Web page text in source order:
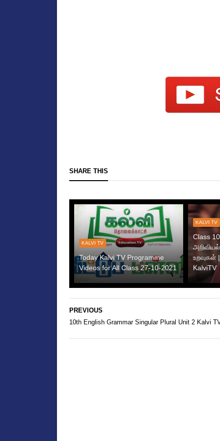
SHARE THIS
KALVI TV
Today Kalvi TV Programme
Videos for All Class 27-10-2021
KALVI TV
Class
உறவுகள்
KalviTV
PREVIOUS
10th English Grammar Singular Plural Unit 2 Kalvi